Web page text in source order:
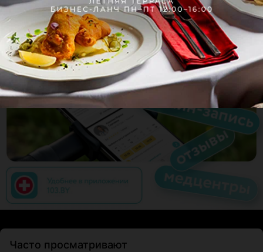
Часто просматривают